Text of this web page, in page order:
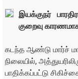
இயக்குநர்
குறைவு
கடந்த ஆண்டு மார்ச்
நிலையில்,
பாதிக்கப்பட்டு